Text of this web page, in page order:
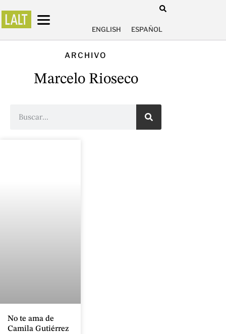
ENGLISH ESPAÑOL
ARCHIVO
Marcelo Rioseco
No te ama de
Camila Gutiérrez